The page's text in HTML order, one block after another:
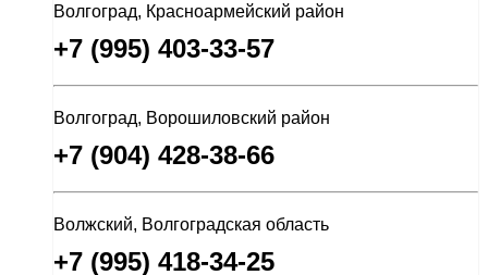
Волгоград, Красноармейский район
+7 (995) 403-33-57
Волгоград, Ворошиловский район
+7 (904) 428-38-66
Волжский, Волгоградская область
+7 (995) 418-34-25